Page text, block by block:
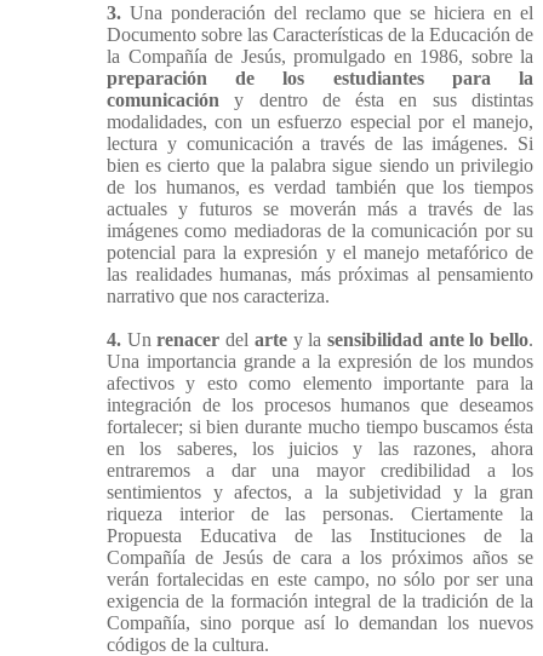
3. Una ponderación del reclamo que se hiciera en el
Documento sobre las Características de la Educación de
la Compañía de Jesús, promulgado en 1986, sobre la
preparación de los estudiantes para la
comunicación y dentro de ésta en sus distintas
modalidades, con un esfuerzo especial por el manejo,
lectura y comunicación a través de las imágenes. Si
bien es cierto que la palabra sigue siendo un privilegio
de los humanos, es verdad también que los tiempos
actuales y futuros se moverán más a través de las
imágenes como mediadoras de la comunicación por su
potencial para la expresión y el manejo metafórico de
las realidades humanas, más próximas al pensamiento
narrativo que nos caracteriza.
4. Unrenacer del artey la sensibilidad ante lo bello.
Una importancia grande a la expresión de los mundos
afectivos y esto como elemento importante para la
integración de los procesos humanos que deseamos
fortalecer; si bien durante mucho tiempo buscamos ésta
en los saberes, los juicios y las razones, ahora
entraremos a dar una mayor credibilidad a los
sentimientos y afectos, a la subjetividad y la gran
riqueza interior de las personas. Ciertamente la
Propuesta Educativa de las Instituciones de la
Compañía de Jesús de cara a los próximos años se
verán fortalecidas en este campo, no sólo por ser una
exigencia de la formación integral de la tradición de la
Compañía, sino porque así lo demandan los nuevos
códigos de la cultura.